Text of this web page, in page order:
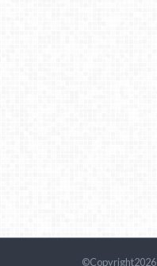
©Copyright2026